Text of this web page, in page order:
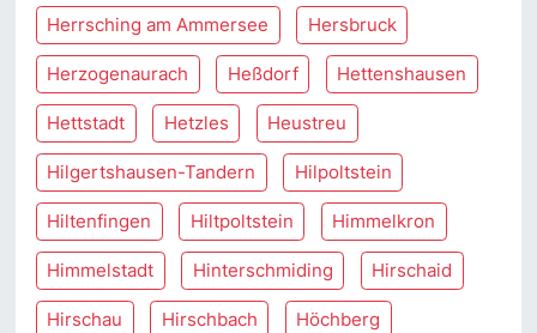
Herrsching am Ammersee Hersbruck
Herzogenaurach Heßdorf Hettenshausen
Hettstadt Hetzles Heustreu
Hilgertshausen-Tandern Hilpoltstein
Hiltenfingen Hiltpoltstein Himmelkron
Himmelstadt Hinterschmiding Hirschaid
Hirschau Hirschbach Höchberg